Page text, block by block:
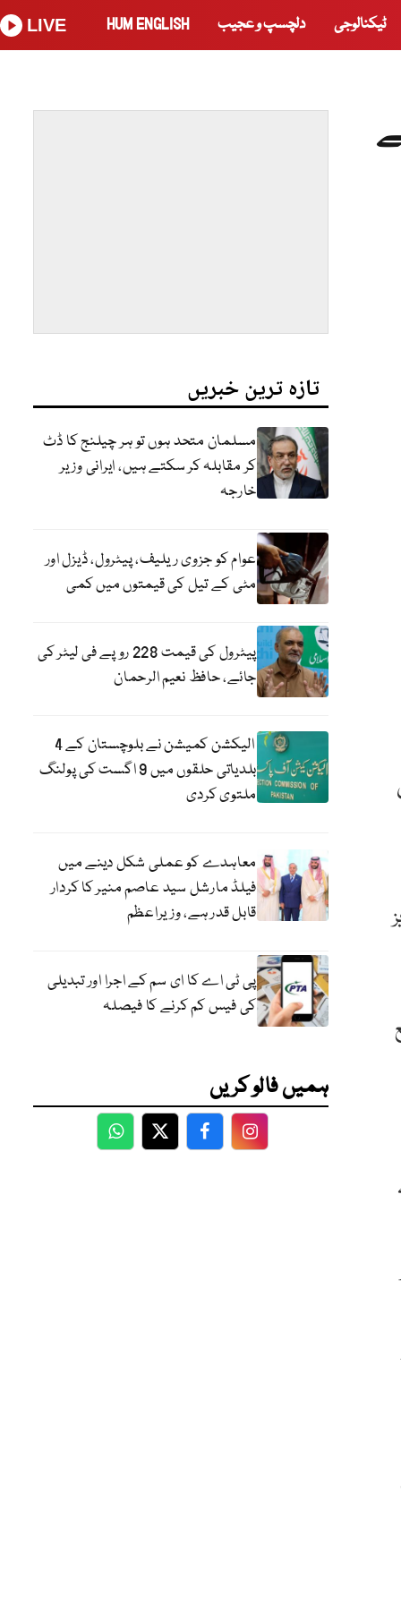
ٹیکنالوجی دلچسپ و عجیب HUM ENGLISH
LIVE
ضائع
تازہ ترین خبریں
مسلمان متحد ہوں تو ہر چیلنج کا ڈٹ
کر مقابلہ کر سکتے ہیں، ایرانی وزیر
خارجہ
عوام کو جزوی ریلیف، پیٹرول، ڈیزل اور
مٹی کے تیل کی قیمتوں میں کمی
پیٹرول کی قیمت 228 روپے فی لیٹر کی
جائے، حافظ نعیم الرحمان
الیکشن کمیشن نے بلوچستان کے 4
بلدیاتی حلقوں میں 9 اگست کی پولنگ
ملتوی کردی
معاہدے کو عملی شکل دینے میں
فیلڈ مارشل سید عاصم منیر کا کردار
قابل قدر ہے، وزیراعظم
پی ٹی اے کا ای سم کے اجرا اور تبدیلی
کی فیس کم کرنے کا فیصلہ
ہمیں فالو کریں
WhatsApp
TwitterFacebookFacebook